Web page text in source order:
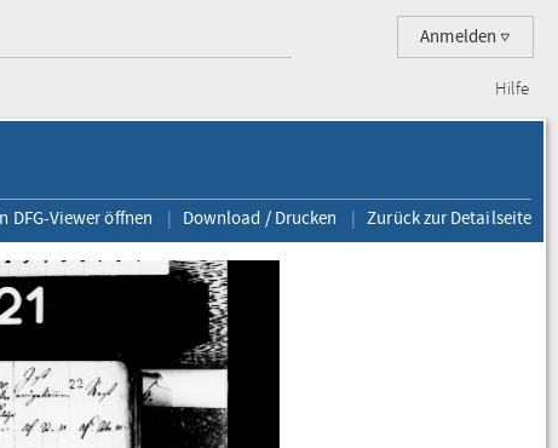
Anmelden
Hilfe
DFG-Viewer öffnen Download / Drucken Zurück zur Detailseite